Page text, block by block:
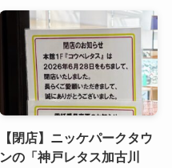
【閉店】ニッケパークタウ
ンの「神戸レタス加古川